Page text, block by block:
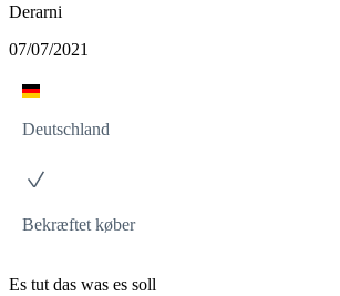
Derarni
07/07/2021
Deutschland
Bekræftet køber
Es tut das was es soll